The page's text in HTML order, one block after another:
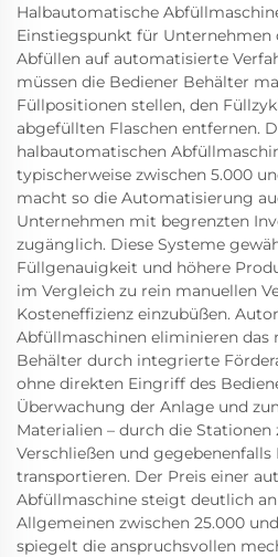
Halbautomatische
Einstiegspunkt für Unternehmen
Abfüllen auf automatisierte
müssen die Bediener Behälter
Füllpositionen stellen, den
abgefüllten Flaschen entfernen.
halbautomatischen
typischerweise zwischen 5.000
macht so die Automatisierung
Unternehmen mit begrenzten
zugänglich. Diese Systeme
Füllgenauigkeit und höhere
im Vergleich zu rein manuellen
Kosteneffizienz einzubüßen.
Abfüllmaschinen eliminieren das
Behälter durch integrierte
ohne direkten Eingriff des
Überwachung der Anlage und
Materialien – durch die Stationen
Verschließen und
transportieren. Der Preis einer
Abfüllmaschine steigt deutlich
Allgemeinen zwischen 25.000
spiegelt die anspruchsvollen